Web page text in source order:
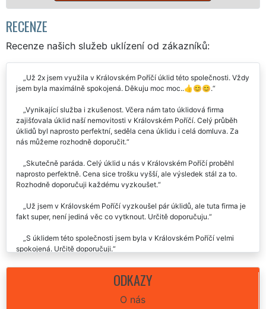
RECENZE
Recenze našich služeb uklízení od zákazníků:
Už 2x jsem využila v Královském Poříčí úklid této společnosti. Vždy
jsem byla maximálně spokojená. Děkuju moc moc..👍😊😊.
Vynikající služba i zkušenost. Včera nám tato úklidová firma
zajišťovala úklid naší nemovitosti v Královském Poříčí. Celý průběh
úklidů byl naprosto perfektní, seděla cena úklidu i celá domluva. Za
nás můžeme rozhodně doporučit.
Skutečně paráda. Celý úklid u nás v Královském Poříčí proběhl
naprosto perfektně. Cena sice trošku vyšší, ale výsledek stál za to.
Rozhodně doporučuji každému vyzkoušet.
Už jsem v Královském Poříčí vyzkoušel pár úklidů, ale tuta firma je
fakt super, není jediná věc co vytknout. Určitě doporučuju.
S úklidem této společnosti jsem byla v Královském Poříčí velmi
spokojená. Určitě doporučuji.
Naprostá spokojenost s úklidem v Královském Poříčí. Společnost
EXTRA UKLÍZENÍ můžu vřele doporučit každému. Naší rodině už
ODKAZY
O nás